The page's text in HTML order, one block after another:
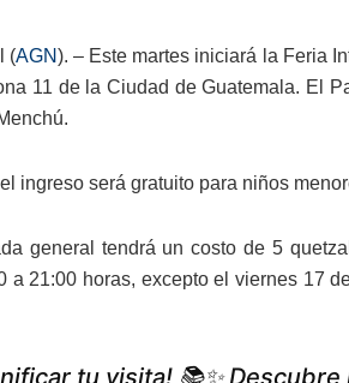
(AGN). – Este martes iniciará la Feria
11 de la Ciudad de Guatemala. El
ingreso será gratuito para niños
general tendrá un costo de 5
a 21:00 horas, excepto el viernes 17
tu visita! 📚✨